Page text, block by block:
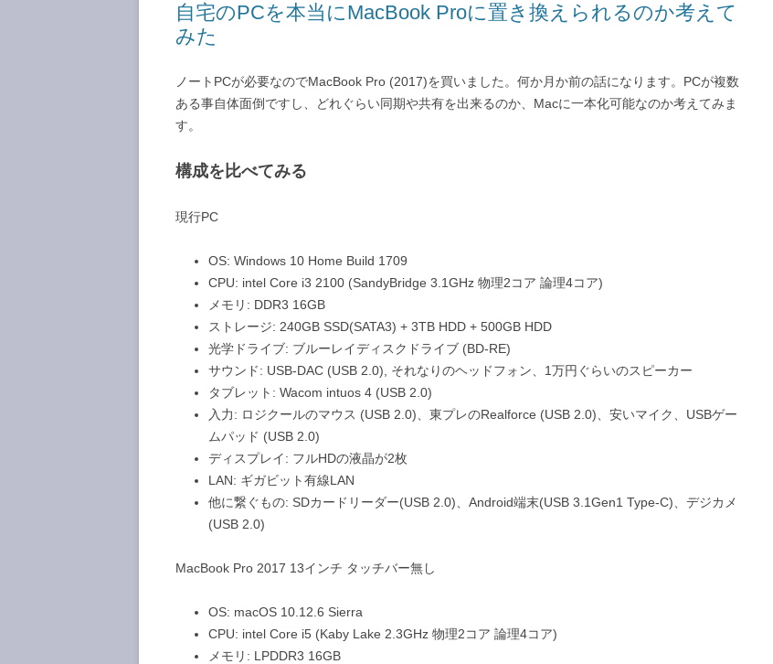
自宅のPCを本当にMacBook Proに置き換えられるのか考えて
みた
ノートPCが必要なのでMacBook Pro (2017)を買いました。何か月か前の話になります。PCが複数
ある事自体面倒ですし、どれぐらい同期や共有を出来るのか、Macに一本化可能なのか考えてみま
す。
構成を比べてみる
現行PC
OS: Windows 10 Home Build 1709
CPU: intel Core i3 2100 (SandyBridge 3.1GHz 物理2コア 論理4コア)
メモリ: DDR3 16GB
ストレージ: 240GB SSD(SATA3) + 3TB HDD + 500GB HDD
光学ドライブ: ブルーレイディスクドライブ (BD-RE)
サウンド: USB-DAC (USB 2.0), それなりのヘッドフォン、1万円ぐらいのスピーカー
タブレット: Wacom intuos 4 (USB 2.0)
入力: ロジクールのマウス (USB 2.0)、東プレのRealforce (USB 2.0)、安いマイク、USBゲー
ムパッド (USB 2.0)
ディスプレイ: フルHDの液晶が2枚
LAN: ギガビット有線LAN
他に繋ぐもの: SDカードリーダー(USB 2.0)、Android端末(USB 3.1Gen1 Type-C)、デジカメ
(USB 2.0)
MacBook Pro 2017 13インチ タッチバー無し
OS: macOS 10.12.6 Sierra
CPU: intel Core i5 (Kaby Lake 2.3GHz 物理2コア 論理4コア)
メモリ: LPDDR3 16GB